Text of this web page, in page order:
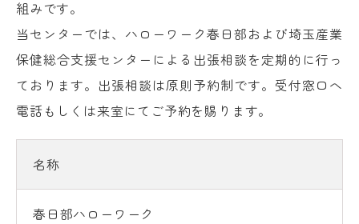
組みです。
当センターでは、ハローワーク春日部および埼玉産業
保健総合支援センターによる出張相談を定期的に行っ
ております。出張相談は原則予約制です。受付窓口へ
電話もしくは来室にてご予約を賜ります。
名称
春日部ハローワーク